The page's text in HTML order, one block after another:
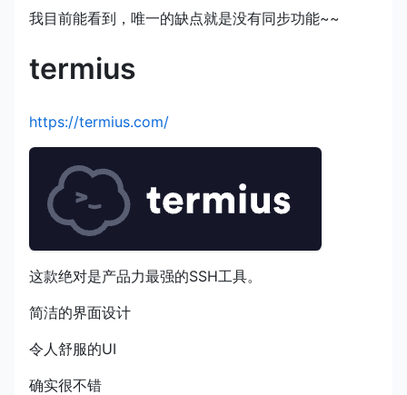
我目前能看到，唯一的缺点就是没有同步功能~~
termius
https://termius.com/
这款绝对是产品力最强的SSH工具。
简洁的界面设计
令人舒服的UI
确实很不错